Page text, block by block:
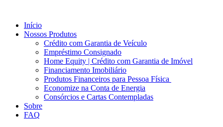
conteúdo
Início
Nossos Produtos
Crédito com Garantia de Veículo
Empréstimo Consignado
Home Equity | Crédito com Garantia de Imóvel
Financiamento Imobiliário
Produtos Financeiros para Pessoa Física
Economize na Conta de Energia
Consórcios e Cartas Contempladas
Sobre
FAQ